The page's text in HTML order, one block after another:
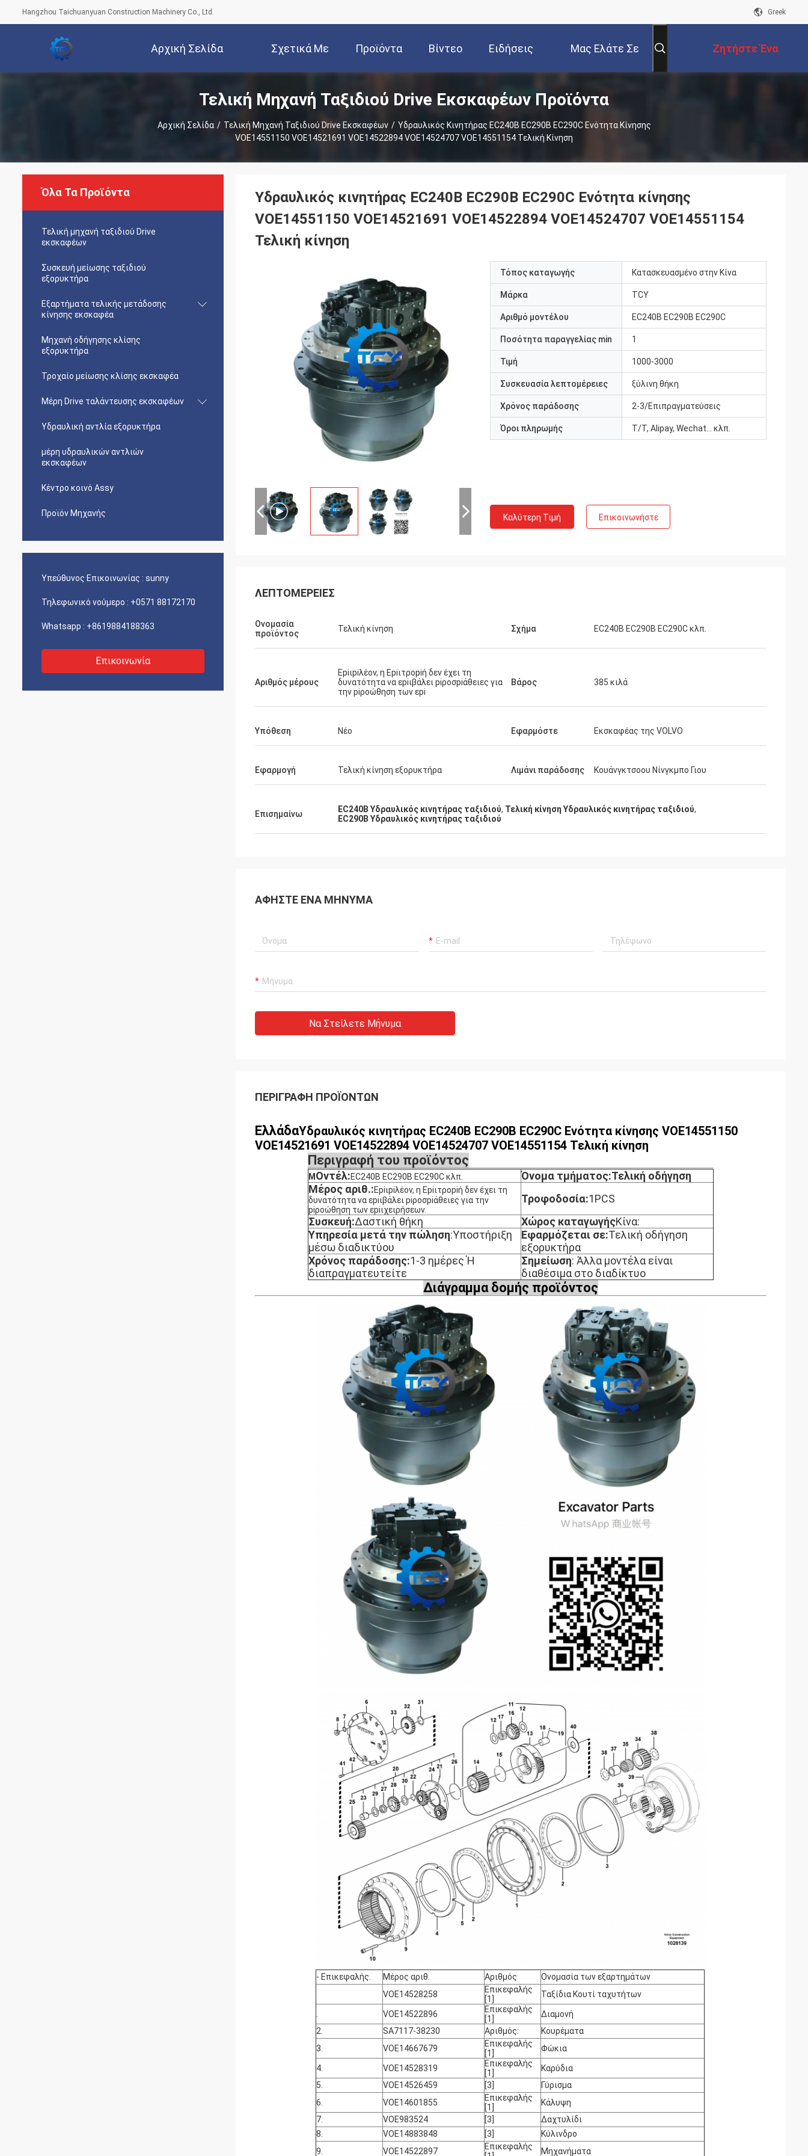
Hangzhou Taichuanyuan Construction Machinery Co., Ltd. Greek
Αρχική Σελίδα Σχετικά Με
Εμάς
Προϊόντα Βίντεο Ειδήσεις Μας Ελάτε Σε
Επαφή Με
Ζητήστε Ένα
Απόσπασμα
Τελική Μηχανή Ταξιδιού Drive Εκσκαφέων Προϊόντα
Αρχική Σελίδα / Τελική Μηχανή Ταξιδιού Drive Εκσκαφέων / Υδραυλικός Κινητήρας EC240B EC290B EC290C Ενότητα Κίνησης
VOE14551150 VOE14521691 VOE14522894 VOE14524707 VOE14551154 Τελική Κίνηση
Όλα Τα Προϊόντα
Τελική μηχανή ταξιδιού Drive
εκσκαφέων
Συσκευή μείωσης ταξιδιού
εξορυκτήρα
Εξαρτήματα τελικής μετάδοσης
κίνησης εκσκαφέα
Μηχανή οδήγησης κλίσης
εξορυκτήρα
Τροχαίο μείωσης κλίσης εκσκαφέα
Μέρη Drive ταλάντευσης εκσκαφέων
Υδραυλική αντλία εξορυκτήρα
μέρη υδραυλικών αντλιών
εκσκαφέων
Κέντρο κοινό Assy
Προϊόν Μηχανής
Υπεύθυνος Επικοινωνίας : sunny
Τηλεφωνικό νούμερο : +0571 88172170
Whatsapp : +8619884188363
Επικοινωνία
Υδραυλικός κινητήρας EC240B EC290B EC290C Ενότητα κίνησης
VOE14551150 VOE14521691 VOE14522894 VOE14524707 VOE14551154
Τελική κίνηση
Τόπος καταγωγής Κατασκευασμένο στην Κίνα
Μάρκα TCY
Αριθμό μοντέλου EC240B EC290B EC290C
Ποσότητα παραγγελίας min 1
Τιμή 1000-3000
Συσκευασία λεπτομέρειες ξύλινη θήκη
Χρόνος παράδοσης 2-3/Επιπραγματεύσεις
Όροι πληρωμής T/T, Alipay, Wechat... κλπ.
Καλύτερη Τιμή Επικοινωνήστε
ΛΕΠΤΟΜΈΡΕΙΕΣ
Ονομασία
προϊόντος
Τελική κίνηση Σχήμα EC240B EC290B EC290C κλπ.
Αριθμός μέρους
Εpiιpiλέον, η Εpiιτροpiή δεν έχει τη
δυνατότητα να εpiιβάλει piροσpiάθειες για
την piροώθηση των εpi
Βάρος 385 κιλά
Υπόθεση Νέο Εφαρμόστε Εκσκαφέας της VOLVO
Εφαρμογή Τελική κίνηση εξορυκτήρα Λιμάνι παράδοσης Κουάνγκτσοου Νίνγκμπο Γιου
Επισημαίνω EC240B Υδραυλικός κινητήρας ταξιδιού, Τελική κίνηση Υδραυλικός κινητήρας ταξιδιού,
EC290B Υδραυλικός κινητήρας ταξιδιού
ΑΦΉΣΤΕ ΈΝΑ ΜΉΝΥΜΑ
Να Στείλετε Μήνυμα
ΠΕΡΙΓΡΑΦΉ ΠΡΟΪΌΝΤΩΝ
ΕλλάδαΥδραυλικός κινητήρας EC240B EC290B EC290C Ενότητα κίνησης VOE14551150
VOE14521691 VOE14522894 VOE14524707 VOE14551154 Τελική κίνηση
Περιγραφή του προϊόντος
Μ Οντέλ:EC240B EC290B EC290C κλπ.
Όνομα τμήματος:Τελική οδήγηση
Μέρος αριθ.:Εpiιpiλέον, η Εpiιτροpiή δεν έχει τη
δυνατότητα να εpiιβάλει piροσpiάθειες για την
piροώθηση των εpiιχειρήσεων.
Τροφοδοσία:1PCS
Συσκευή:Δαστική θήκη Χώρος καταγωγήςΚίνα:
Υπηρεσία μετά την πώληση:Υποστήριξη
μέσω διαδικτύου
Εφαρμόζεται σε:Τελική οδήγηση
εξορυκτήρα
Χρόνος παράδοσης:1-3 ημέρες Ή
διαπραγματευτείτε
Σημείωση: Άλλα μοντέλα είναι
διαθέσιμα στο διαδίκτυο
Διάγραμμα δομής προϊόντος
- Επικεφαλής. Μέρος αριθ. Αριθμός
Ονομασία των εξαρτημάτων
VOE14528258
Επικεφαλής
[1]
Ταξίδια Κουτί ταχυτήτων
VOE14522896
Επικεφαλής
[1]
Διαμονή
2.
SA7117-38230 Αριθμός:
Κουρέματα
3.
VOE14667679
Επικεφαλής
[1]
Φώκια
4. VOE14528319
Επικεφαλής
[1]
Καρύδια
5.
VOE14526459 [3]
Γύρισμα
6.
VOE14601855
Επικεφαλής
[1]
Κάλυψη
7.
VOE983524 [3]
Δαχτυλίδι
8.
VOE14883848 [3]
Κύλινδρο
9.
VOE14522897
Επικεφαλής
Μηχανήματα